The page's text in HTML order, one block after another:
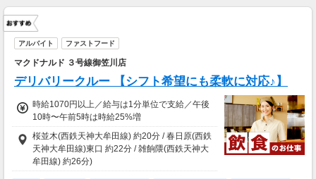
アルバイト ファストフード
マクドナルド ３号線御笠川店
デリバリークルー 【シフト希望にも柔軟に対応♪】
時給1070円以上／給与は1分単位で支給／午後
10時〜午前5時は時給25%増
桜並木(西鉄天神大牟田線) 約20分 / 春日原(西鉄
天神大牟田線)東口 約22分 / 雑餉隈(西鉄天神大
牟田線) 約26分)